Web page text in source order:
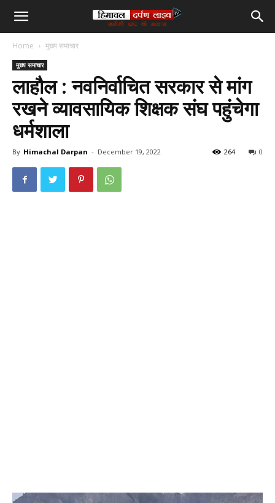
हिमाचल
लाइव
टीवी
Home मुख्य समाचार
मुख्य समाचार
लाहौल : नवनिर्वाचित सरकार से मांग
रखने व्यावसायिक शिक्षक संघ पहुंचेगा
धर्मशाला
By Himachal Darpan - December 19, 2022 0
264